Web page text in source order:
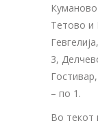
Тетово и
3,
– по 1.
Во текот